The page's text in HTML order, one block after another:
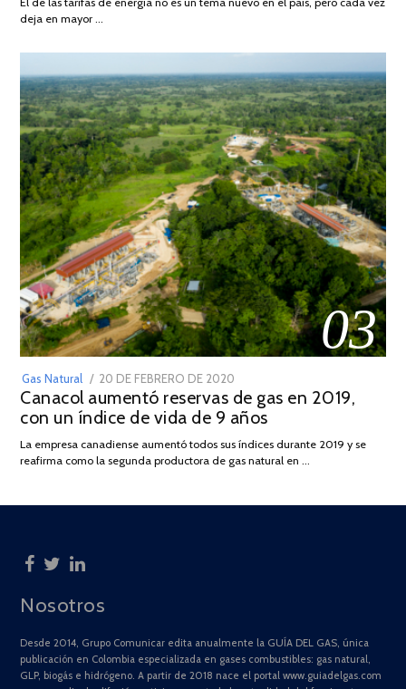
DE
deja en mayor …
03
Gas Natural
POSTED
ON
20 DE FEBRERO DE 2020
DE
JULIO
2025
Canacol aumentó reservas de gas en 2019,
con un índice de vida de 9 años
La empresa canadiense aumentó todos sus índices durante 2019 y se
reafirma como la segunda productora de gas natural en …
Nosotros
Desde 2014, Grupo Comunicar edita anualmente la GUÍA DEL GAS, única
publicación en Colombia especializada en gases combustibles: gas natural,
GLP, biogás e hidrógeno. A partir de 2018 nace el portal www.guiadelgas.com